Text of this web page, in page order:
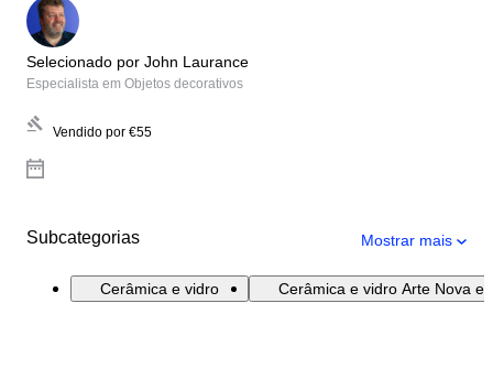
Selecionado por John Laurance
Especialista em Objetos decorativos
Vendido por €55
Subcategorias Mostrar mais
Cerâmica e vidro Cerâmica e vidro Arte Nova e